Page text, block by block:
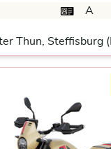
A
Thun, Steffisburg